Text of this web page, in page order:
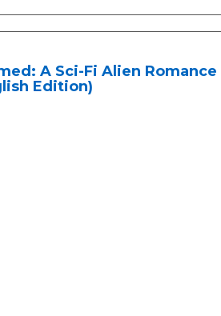
A Sci-Fi Alien
Edition)